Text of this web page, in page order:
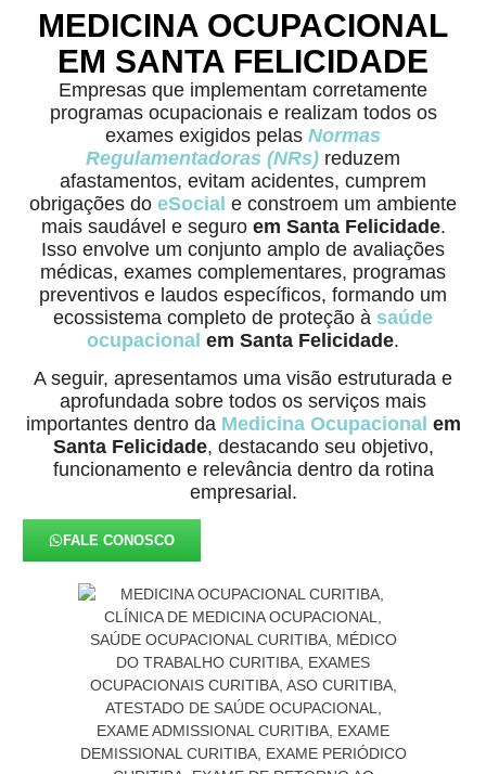
MEDICINA OCUPACIONAL
EM SANTA FELICIDADE
Empresas que implementam corretamente
programas ocupacionais e realizam todos os
exames exigidos pelas Normas
Regulamentadoras (NRs) reduzem
afastamentos, evitam acidentes, cumprem
obrigações do eSocial e constroem um ambiente
mais saudável e seguro em Santa Felicidade.
Isso envolve um conjunto amplo de avaliações
médicas, exames complementares, programas
preventivos e laudos específicos, formando um
ecossistema completo de proteção à saúde
ocupacional em Santa Felicidade.
A seguir, apresentamos uma visão estruturada e
aprofundada sobre todos os serviços mais
importantes dentro da Medicina Ocupacional em
Santa Felicidade, destacando seu objetivo,
funcionamento e relevância dentro da rotina
empresarial.
FALE CONOSCO